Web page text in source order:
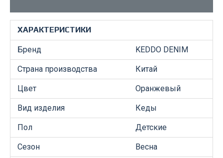
ХАРАКТЕРИСТИКИ
Бренд KEDDO DENIM
Страна производства Китай
Цвет Оранжевый
Вид изделия Кеды
Пол Детские
Сезон Весна